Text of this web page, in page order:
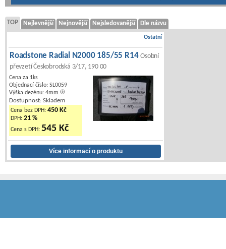
TOP Nejlevnější Nejnovější Nejsledovanější Dle názvu
Ostatní
Roadstone Radial N2000 185/55 R14Osobní
převzetí Českobrodská 3/17, 190 00
Cena za 1ks
Objednací číslo: SL0059
Výška dezénu: 4mm
Dostupnost: Skladem
Cena bez DPH: 450 Kč
DPH: 21 %
Cena s DPH: 545 Kč